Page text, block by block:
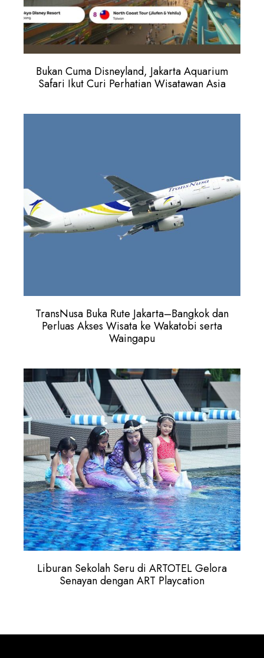
Bukan Cuma Disneyland, Jakarta Aquarium
Safari Ikut Curi Perhatian Wisatawan Asia
TransNusa Buka Rute Jakarta–Bangkok dan
Perluas Akses Wisata ke Wakatobi serta
Waingapu
Liburan Sekolah Seru di ARTOTEL Gelora
Senayan dengan ART Playcation